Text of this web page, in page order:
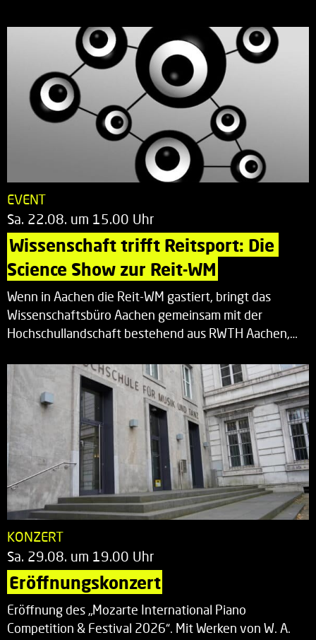
EVENT
Sa. 22.08. um 15.00 Uhr
Wissenschaft trifft Reitsport: Die
Science Show zur Reit-WM
Wenn in Aachen die Reit-WM gastiert, bringt das
Wissenschaftsbüro Aachen gemeinsam mit der
Hochschullandschaft bestehend aus RWTH Aachen,…
KONZERT
Sa. 29.08. um 19.00 Uhr
Eröffnungskonzert
Eröffnung des „Mozarte International Piano
Competition & Festival 2026“. Mit Werken von W. A.